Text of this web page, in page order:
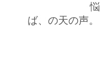
悩む日が
ば、の天